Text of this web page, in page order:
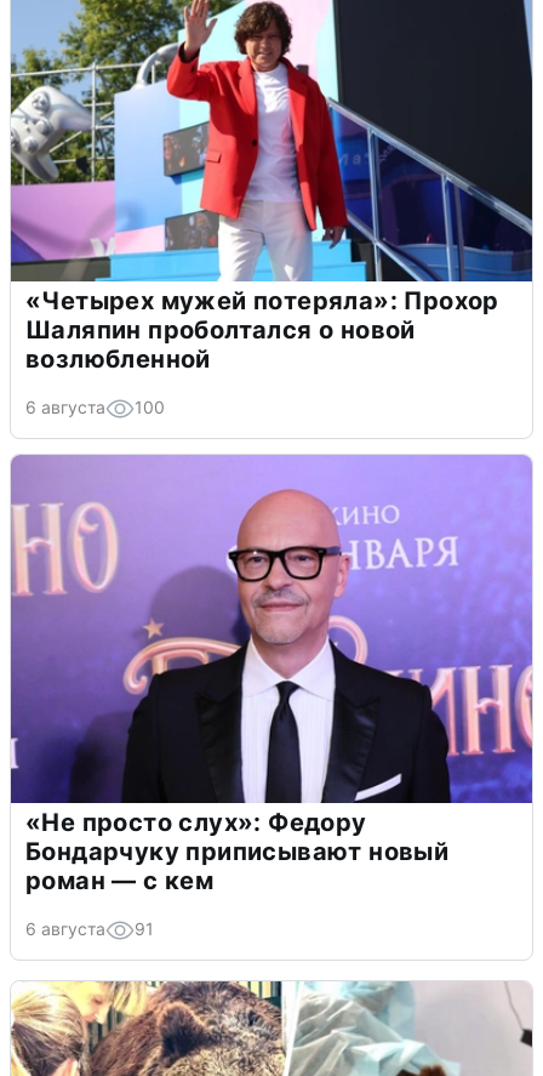
«Четырех мужей потеряла»: Прохор
Шаляпин проболтался о новой
возлюбленной
6 августа 100
«Не просто слух»: Федору
Бондарчуку приписывают новый
роман — с кем
6 августа 91